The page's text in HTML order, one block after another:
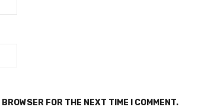
FOR THE NEXT TIME I COMMENT.